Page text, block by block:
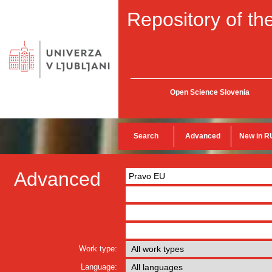
Repository of
Open Science Slovenia
Search Advanced New in
Advanced
Work type:
Language: